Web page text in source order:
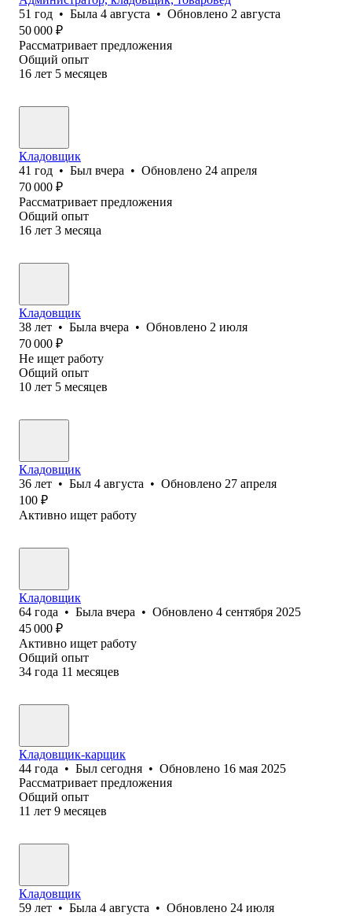
51 год • Была 4 августа • Обновлено 2 августа
50 000 ₽
Рассматривает предложения
Общий опыт
16 лет 5 месяцев
Кладовщик
41 год • Был вчера • Обновлено 24 апреля
70 000 ₽
Рассматривает предложения
Общий опыт
16 лет 3 месяца
Кладовщик
38 лет • Была вчера • Обновлено 2 июля
70 000 ₽
Не ищет работу
Общий опыт
10 лет 5 месяцев
Кладовщик
36 лет • Был 4 августа • Обновлено 27 апреля
100 ₽
Активно ищет работу
Кладовщик
64 года • Была вчера • Обновлено 4 сентября 2025
45 000 ₽
Активно ищет работу
Общий опыт
34 года 11 месяцев
Кладовщик-карщик
44 года • Был сегодня • Обновлено 16 мая 2025
Рассматривает предложения
Общий опыт
11 лет 9 месяцев
Кладовщик
59 лет • Была 4 августа • Обновлено 24 июля